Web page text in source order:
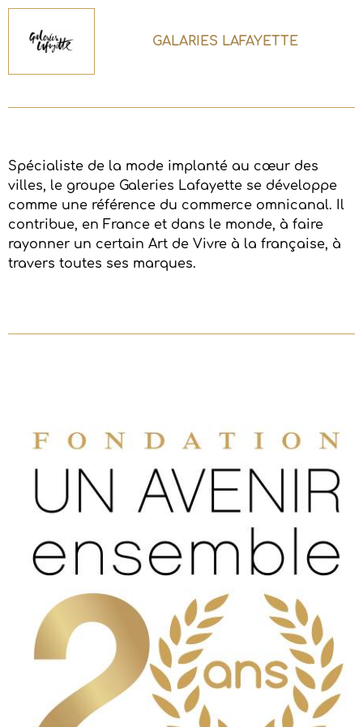
GALARIES LAFAYETTE
Spécialiste de la mode implanté au cœur des
villes, le groupe Galeries Lafayette se développe
comme une référence du commerce omnicanal. Il
contribue, en France et dans le monde, à faire
rayonner un certain Art de Vivre à la française, à
travers toutes ses marques.